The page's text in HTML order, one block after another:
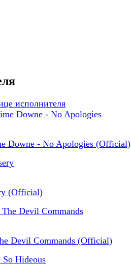
исполнителя
Downe - No Apologies (Official)
(Official)
Devil Commands (Official)